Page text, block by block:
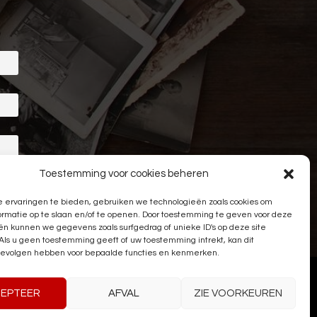
Toestemming voor cookies beheren
ervaringen te bieden, gebruiken we technologieën zoals cookies om
op te slaan en/of te openen. Door toestemming te geven voor deze
kunnen we gegevens zoals surfgedrag of unieke ID's op deze site
u geen toestemming geeft of uw toestemming intrekt, kan dit
hebben voor bepaalde functies en kenmerken.
AFVAL ZIE VOORKEUREN